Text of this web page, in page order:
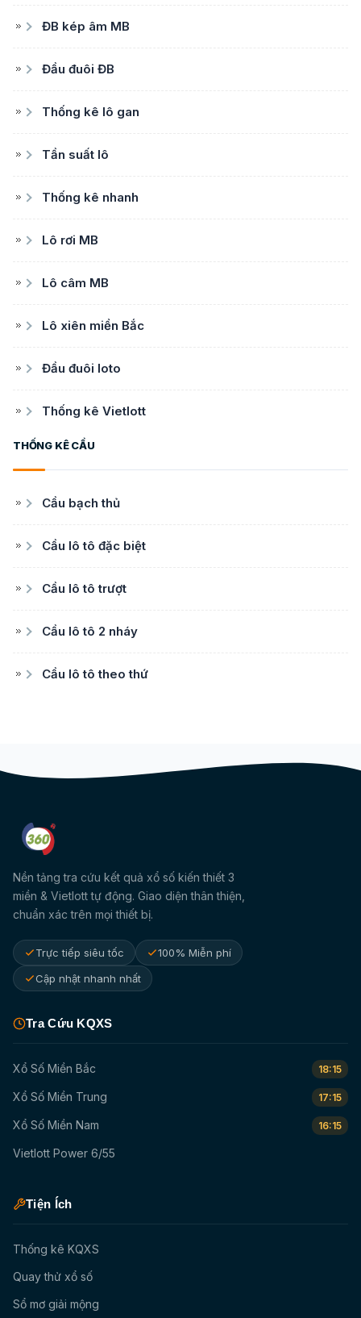
ĐB kép âm MB
Đầu đuôi ĐB
Thống kê lô gan
Tần suất lô
Thống kê nhanh
Lô rơi MB
Lô câm MB
Lô xiên miền Bắc
Đầu đuôi loto
Thống kê Vietlott
THỐNG KÊ CẦU
Cầu bạch thủ
Cầu lô tô đặc biệt
Cầu lô tô trượt
Cầu lô tô 2 nháy
Cầu lô tô theo thứ
Nền tảng tra cứu kết quả xổ số kiến thiết 3
miền & Vietlott tự động. Giao diện thân thiện,
chuẩn xác trên mọi thiết bị.
Trực tiếp siêu tốc
100% Miễn phí
Cập nhật nhanh nhất
Tra Cứu KQXS
Xổ Số Miền Bắc 18:15
Xổ Số Miền Trung 17:15
Xổ Số Miền Nam 16:15
Vietlott Power 6/55
Tiện Ích
Thống kê KQXS
Quay thử xổ số
Sổ mơ giải mộng